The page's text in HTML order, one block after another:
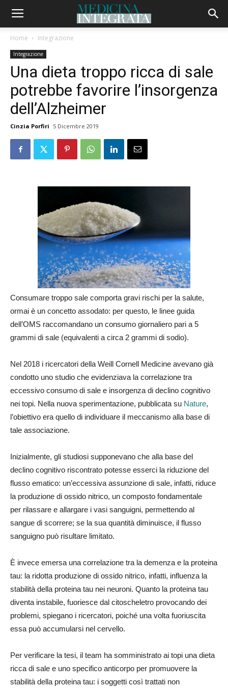
Home Integrazione
Integrazione
Una dieta troppo ricca di sale
potrebbe favorire l’insorgenza
dell’Alzheimer
Cinzia Porfiri 5 Dicembre 2019
Consumare troppo sale comporta gravi rischi per la salute,
ormai è un concetto assodato: per questo, le linee guida
dell’OMS raccomandano un consumo giornaliero pari a 5
grammi di sale (equivalenti a circa 2 grammi di sodio).
Nel 2018 i ricercatori della Weill Cornell Medicine avevano già
condotto uno studio che evidenziava la correlazione tra
eccessivo consumo di sale e insorgenza di declino cognitivo
nei topi. Nella nuova sperimentazione, pubblicata su Nature,
l’obiettivo era quello di individuare il meccanismo alla base di
tale associazione.
Inizialmente, gli studiosi supponevano che alla base del
declino cognitivo riscontrato potesse esserci la riduzione del
flusso ematico: un’eccessiva assunzione di sale, infatti, riduce
la produzione di ossido nitrico, un composto fondamentale
per rilassare e allargare i vasi sanguigni, permettendo al
sangue di scorrere; se la sua quantità diminuisce, il flusso
sanguigno può risultare limitato.
È invece emersa una correlazione tra la demenza e la proteina
tau: la ridotta produzione di ossido nitrico, infatti, influenza la
stabilità della proteina tau nei neuroni. Quanto la proteina tau
diventa instabile, fuoriesce dal citoscheletro provocando dei
problemi, spiegano i ricercatori, poiché una volta fuoriuscita
essa può accumularsi nel cervello.
Per verificare la tesi, il team ha somministrato ai topi una dieta
ricca di sale e uno specifico anticorpo per promuovere la
stabilità della proteina tau: i soggetti così trattati non